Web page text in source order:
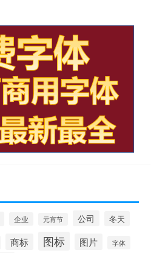
企业 元宵节 公司 冬天
商标 图标 图片 字体